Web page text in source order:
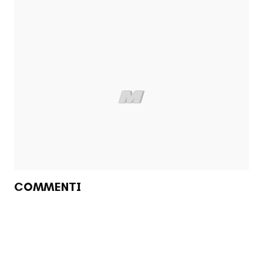
COMMENTI